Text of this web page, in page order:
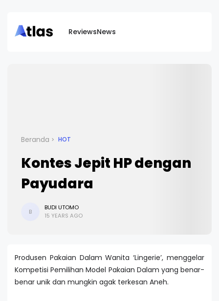
ReviewsNews
Beranda HOT
Kontes Jepit HP dengan
Payudara
B
BUDI UTOMO
15 YEARS AGO
Produsen Pakaian Dalam Wanita ‘Lingerie’, menggelar
Kompetisi Pemilihan Model Pakaian Dalam yang benar-
benar unik dan mungkin agak terkesan Aneh.